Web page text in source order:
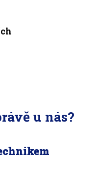
u nás?